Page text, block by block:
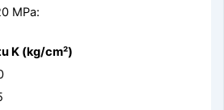
MPa:
K (kg/cm²)